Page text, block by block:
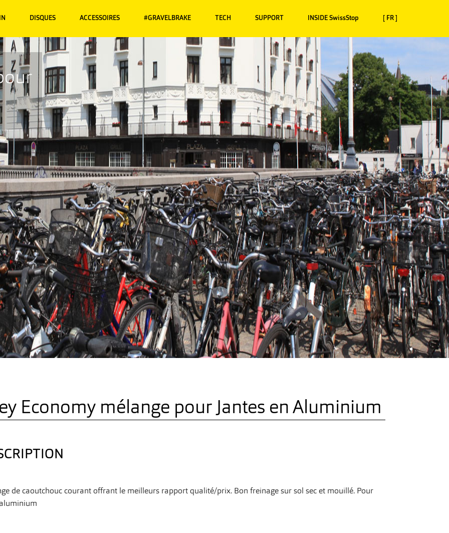
DISQUES ACCESSOIRES #GRAVELBRAKE TECH SUPPORT INSIDE SwissStop [ FR ]
Economy mélange pour Jantes en Aluminium
de caoutchouc courant offrant le meilleurs rapport qualité/prix. Bon freinage sur sol sec et mouillé. Pour